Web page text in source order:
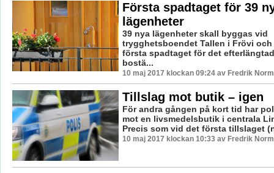
Första spadtaget för 39
lägenheter
39 nya lägenheter skall byggas vid
trygghetsboendet Tallen i Frövi
första spadtaget för det
bostä...
10 maj 2017 klockan 09:24 av Fredrik
Tillslag mot butik – igen
För andra gången på kort tid har
mot en livsmedelsbutik i centrala
Precis som vid det första tillslaget
10 maj 2017 klockan 10:33 av Fredrik